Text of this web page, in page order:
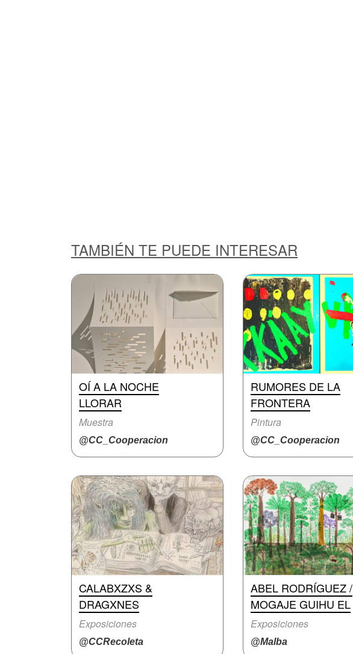
TAMBIÉN TE PUEDE INTERESAR
OÍ A LA NOCHE
LLORAR
Muestra
@CC_Cooperacion
RUMORES DE LA
FRONTERA
Pintura
@CC_Cooperacion
CALABXZXS &
DRAGXNES
Exposiciones
@CCRecoleta
ABEL RODRÍGUEZ /
MOGAJE GUIHU EL
Exposiciones
@Malba